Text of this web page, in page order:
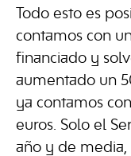
Todo esto es
contamos con
financiado y
aumentado un
ya contamos
euros. Solo el
año y de media,